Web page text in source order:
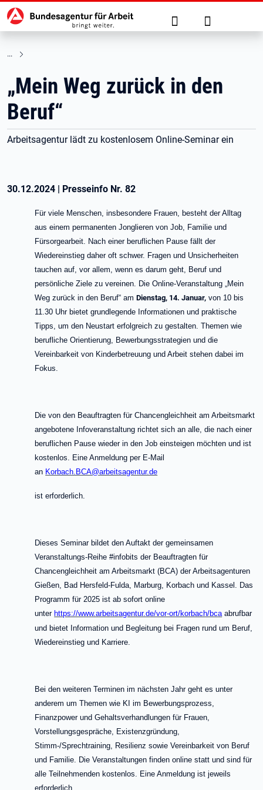
zu den Hauptinhalten springen
Hauptnavigation Suche Anmelden
„Mein Weg zurück in den
Beruf“
Arbeitsagentur lädt zu kostenlosem Online-Seminar ein
30.12.2024 | Presseinfo Nr. 82
Für viele Menschen, insbesondere Frauen, besteht der Alltag
aus einem permanenten Jonglieren von Job, Familie und
Fürsorgearbeit. Nach einer beruflichen Pause fällt der
Wiedereinstieg daher oft schwer. Fragen und Unsicherheiten
tauchen auf, vor allem, wenn es darum geht, Beruf und
persönliche Ziele zu vereinen. Die Online-Veranstaltung „Mein
Weg zurück in den Beruf“ amDienstag, 14. Januar, von 10 bis
11.30 Uhr bietet grundlegende Informationen und praktische
Tipps, um den Neustart erfolgreich zu gestalten. Themen wie
berufliche Orientierung, Bewerbungsstrategien und die
Vereinbarkeit von Kinderbetreuung und Arbeit stehen dabei im
Fokus.
Die von den Beauftragten für Chancengleichheit am Arbeitsmarkt
angebotene Infoveranstaltung richtet sich an alle, die nach einer
beruflichen Pause wieder in den Job einsteigen möchten und ist
kostenlos. Eine Anmeldung per E-Mail
an Korbach.BCA@arbeitsagentur.de
ist erforderlich.
Dieses Seminar bildet den Auftakt der gemeinsamen
Veranstaltungs-Reihe #infobits der Beauftragten für
Chancengleichheit am Arbeitsmarkt (BCA) der Arbeitsagenturen
Gießen, Bad Hersfeld-Fulda, Marburg, Korbach und Kassel. Das
Programm für 2025 ist ab sofort online
unter https://www.arbeitsagentur.de/vor-ort/korbach/bcaabrufbar
und bietet Information und Begleitung bei Fragen rund um Beruf,
Wiedereinstieg und Karriere.
Bei den weiteren Terminen im nächsten Jahr geht es unter
anderem um Themen wie KI im Bewerbungsprozess,
Finanzpower und Gehaltsverhandlungen für Frauen,
Vorstellungsgespräche, Existenzgründung,
Stimm-/Sprechtraining, Resilienz sowie Vereinbarkeit von Beruf
und Familie. Die Veranstaltungen finden online statt und sind für
alle Teilnehmenden kostenlos. Eine Anmeldung ist jeweils
erforderlich.